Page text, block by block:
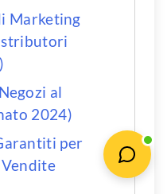
Marketing
al
2024)
per